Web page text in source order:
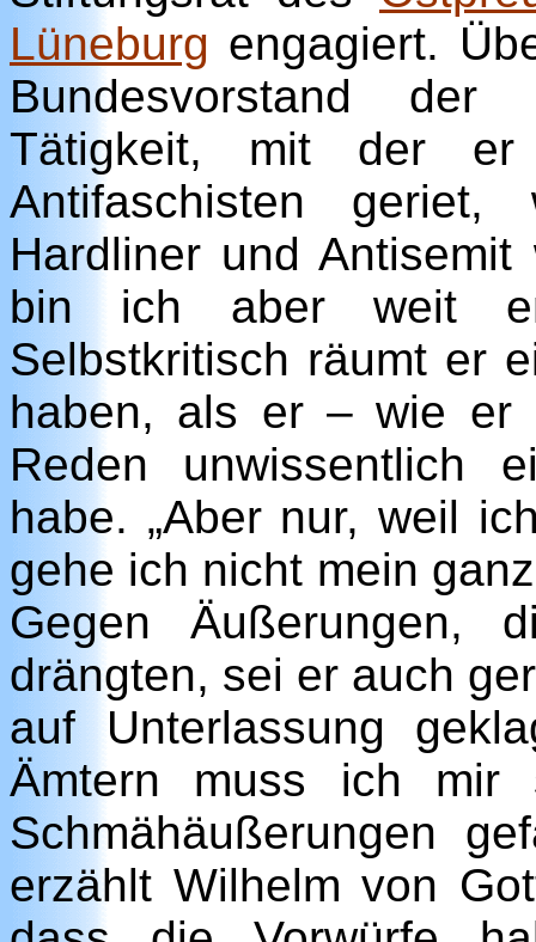
Lüneburg engagiert.
Bundesvorstand der
Tätigkeit, mit der
Antifaschisten
Hardliner und
bin ich aber weit
Selbstkritisch räumt er
haben, als er – wie er
Reden unwissentlich
habe. „Aber nur, weil
gehe ich nicht mein
Gegen
drängten, sei er auch
auf Unterlassung
Ämtern muss ich mir
Schmähäußerungen
erzählt Wilhelm von